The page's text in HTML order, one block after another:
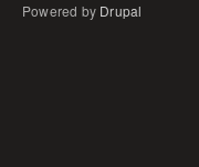
Powered by Drupal